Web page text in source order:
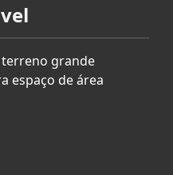
terreno grande
espaço de área